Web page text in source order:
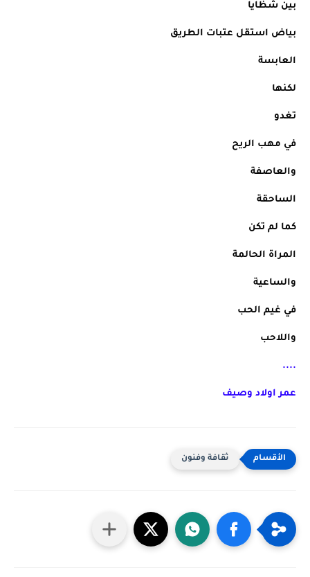
بين شظايا
بياض استقل عتبات الطريق
العابسة
لكنها
تغدو
في مهب الريح
والعاصفة
الساحقة
كما لم تكن
المراة الحالمة
والساعية
في غيم الحب
واللاحب
....
عمر اولاد وصيف
ثقافة وفنون